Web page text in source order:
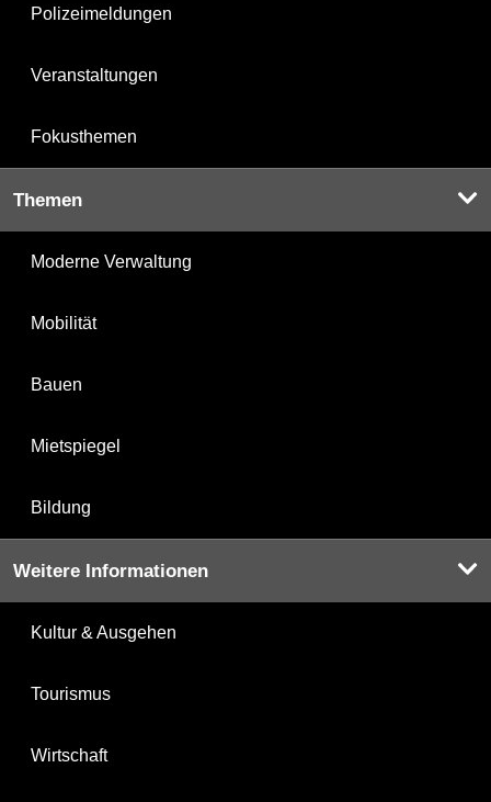
Polizeimeldungen
Veranstaltungen
Fokusthemen
Themen
Moderne Verwaltung
Mobilität
Bauen
Mietspiegel
Bildung
Weitere Informationen
Kultur & Ausgehen
Tourismus
Wirtschaft